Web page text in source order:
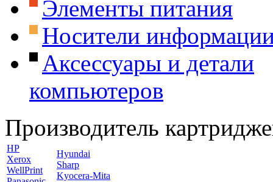
Элементы питания
Носители
Аксессуары и детали
компьютеров
Производитель
HP
Xerox
WellPrint
Hyundai
Sharp
Kyocera-Mita